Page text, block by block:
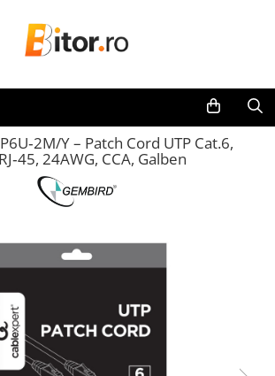
Y – Patch Cord UTP Cat.6,
24AWG, CCA, Galben